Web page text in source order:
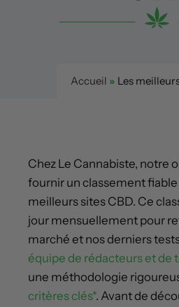
Accueil » Les
Chez Le Cannabiste, notre
fournir un classement
meilleurs sites CBD. Ce
jour mensuellement pour
marché et nos derniers
équipe de rédacteurs et de
une méthodologie
critères clés*. Avant de